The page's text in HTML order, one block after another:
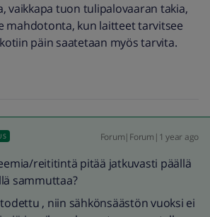
vaikkapa tuon tulipalovaaran takia,
mahdotonta, kun laitteet tarvitsee
päin saatetaan myös tarvita.
Forum|Forum|1 year ago
reititintä pitää jatkuvasti päällä
sammuttaa?
, niin sähkönsäästön vuoksi ei